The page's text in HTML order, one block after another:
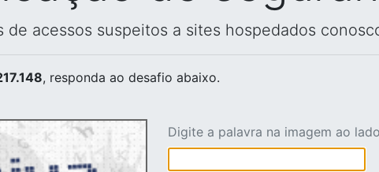
acessos suspeitos a sites hospedados
, responda ao desafio abaixo.
Digite a palavra na imagem ao